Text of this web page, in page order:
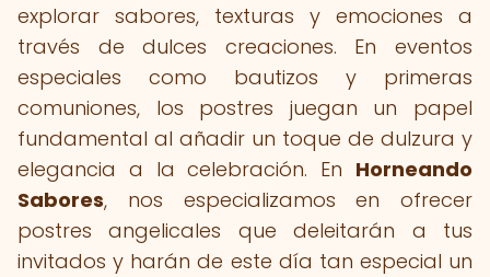
explorar sabores, texturas y emociones a
través de dulces creaciones. En eventos
especiales como bautizos y primeras
comuniones, los postres juegan un papel
fundamental al añadir un toque de dulzura y
elegancia a la celebración. En Horneando
Sabores, nos especializamos en ofrecer
postres angelicales que deleitarán a tus
invitados y harán de este día tan especial un